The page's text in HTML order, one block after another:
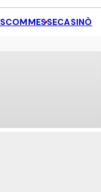
SCOMMESSECASINÒ